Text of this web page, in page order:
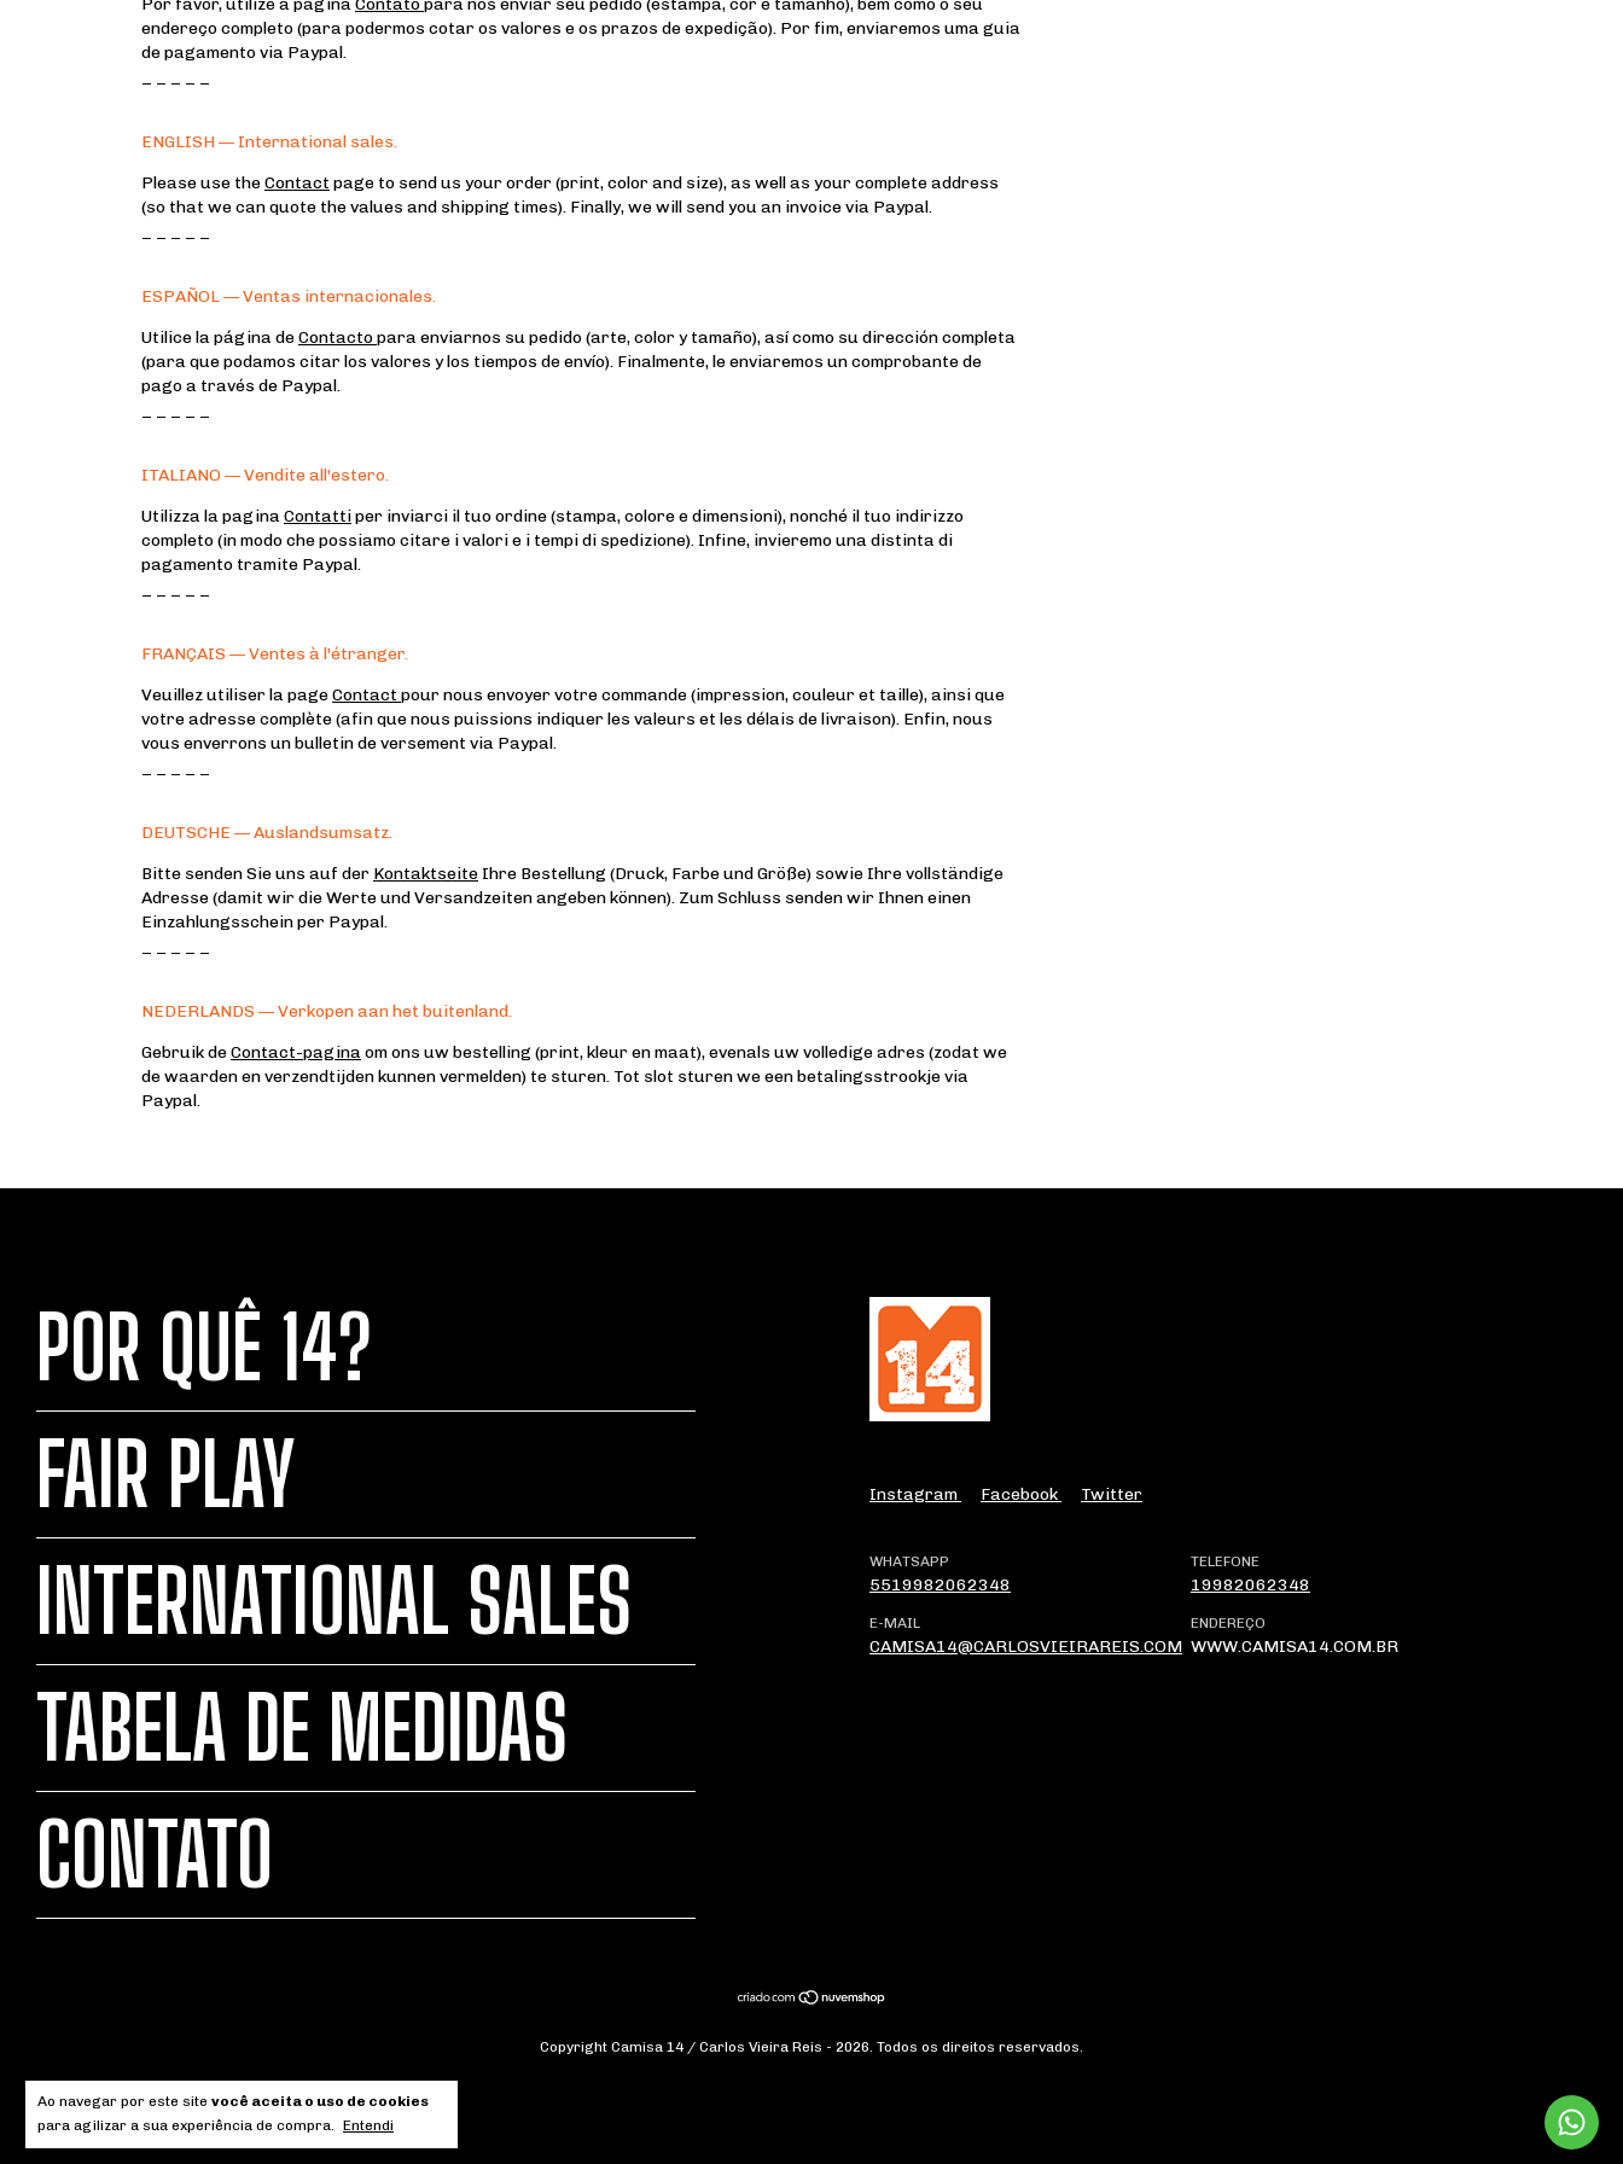
Ao navegar por este site você aceita o uso de cookies
para agilizar a sua experiência de compra. Entendi
Por favor, utilize a páginaContatopara nos enviar seu pedido (estampa, cor e tamanho), bem como o seu
endereço completo (para podermos cotar os valores e os prazos de expedição). Por fim, enviaremos uma guia
de pagamento via Paypal.
ENGLISH — International sales.
Please use theContact page to send us your order (print, color and size), as well as your complete address
(so that we can quote the values and shipping times). Finally, we will send you an invoice via Paypal.
ESPAÑOL — Ventas internacionales.
Utilice la página deContactopara enviarnos su pedido (arte, color y tamaño), así como su dirección completa
(para que podamos citar los valores y los tiempos de envío). Finalmente, le enviaremos un comprobante de
pago a través de Paypal.
ITALIANO — Vendite all'estero.
Utilizza la paginaContattiper inviarci il tuo ordine (stampa, colore e dimensioni), nonché il tuo indirizzo
completo (in modo che possiamo citare i valori e i tempi di spedizione). Infine, invieremo una distinta di
pagamento tramite Paypal.
FRANÇAIS — Ventes à l'étranger.
Veuillez utiliser la pageContact pour nous envoyer votre commande (impression, couleur et taille), ainsi que
votre adresse complète (afin que nous puissions indiquer les valeurs et les délais de livraison). Enfin, nous
vous enverrons un bulletin de versement via Paypal.
DEUTSCHE — Auslandsumsatz.
Bitte senden Sie uns auf der Kontaktseite Ihre Bestellung (Druck, Farbe und Größe) sowie Ihre vollständige
Adresse (damit wir die Werte und Versandzeiten angeben können). Zum Schluss senden wir Ihnen einen
Einzahlungsschein per Paypal.
NEDERLANDS — Verkopen aan het buitenland.
Gebruik deContact-paginaom ons uw bestelling (print, kleur en maat), evenals uw volledige adres (zodat we
de waarden en verzendtijden kunnen vermelden) te sturen. Tot slot sturen we een betalingsstrookje via
Paypal.
POR QUÊ 14?
FAIR PLAY
INTERNATIONAL SALES
TABELA DE MEDIDAS
CONTATO
Instagram Facebook Twitter
WHATSAPP
5519982062348
TELEFONE
19982062348
E-MAIL
CAMISA14@CARLOSVIEIRAREIS.COM
ENDEREÇO
WWW.CAMISA14.COM.BR
Copyright Camisa 14 / Carlos Vieira Reis - 2026. Todos os direitos reservados.